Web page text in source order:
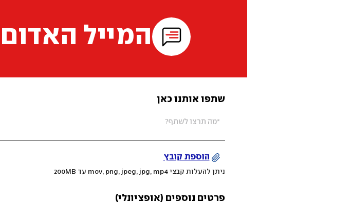
המייל האדום
שתפו אותנו כאן
הוספת קובץ
ניתן להעלות קבצי mov, png, jpeg, jpg, mp4 עד 200MB
פרטים נוספים (אופציונלי)